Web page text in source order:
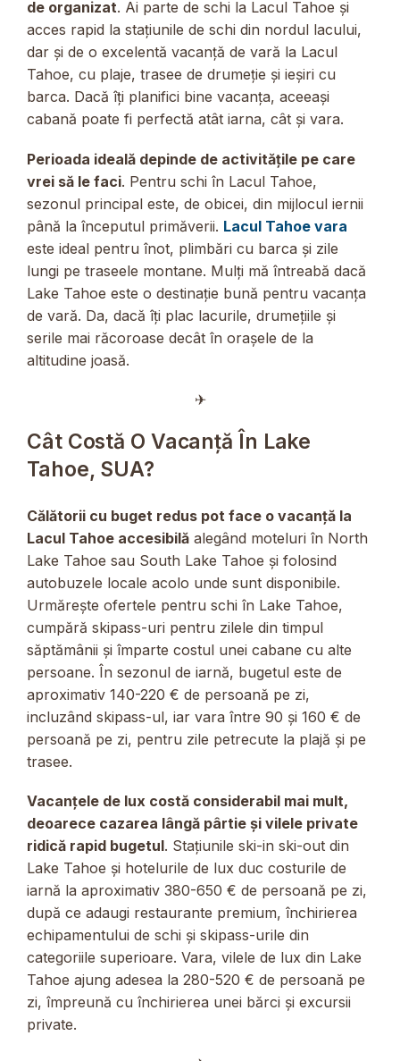
de organizat. Ai parte de schi la Lacul Tahoe și
acces rapid la stațiunile de schi din nordul lacului,
dar și de o excelentă vacanță de vară la Lacul
Tahoe, cu plaje, trasee de drumeție și ieșiri cu
barca. Dacă îți planifici bine vacanța, aceeași
cabană poate fi perfectă atât iarna, cât și vara.
Perioada ideală depinde de activitățile pe care
vrei să le faci. Pentru schi în Lacul Tahoe,
sezonul principal este, de obicei, din mijlocul iernii
până la începutul primăverii. Lacul Tahoe vara
este ideal pentru înot, plimbări cu barca și zile
lungi pe traseele montane. Mulți mă întreabă dacă
Lake Tahoe este o destinație bună pentru vacanța
de vară. Da, dacă îți plac lacurile, drumețiile și
serile mai răcoroase decât în orașele de la
altitudine joasă.
✈︎
Cât Costă O Vacanță În Lake
Tahoe, SUA?
Călătorii cu buget redus pot face o vacanță la
Lacul Tahoe accesibilă alegând moteluri în North
Lake Tahoe sau South Lake Tahoe și folosind
autobuzele locale acolo unde sunt disponibile.
Urmărește ofertele pentru schi în Lake Tahoe,
cumpără skipass-uri pentru zilele din timpul
săptămânii și împarte costul unei cabane cu alte
persoane. În sezonul de iarnă, bugetul este de
aproximativ 140-220 € de persoană pe zi,
incluzând skipass-ul, iar vara între 90 și 160 € de
persoană pe zi, pentru zile petrecute la plajă și pe
trasee.
Vacanțele de lux costă considerabil mai mult,
deoarece cazarea lângă pârtie și vilele private
ridică rapid bugetul. Stațiunile ski-in ski-out din
Lake Tahoe și hotelurile de lux duc costurile de
iarnă la aproximativ 380-650 € de persoană pe zi,
după ce adaugi restaurante premium, închirierea
echipamentului de schi și skipass-urile din
categoriile superioare. Vara, vilele de lux din Lake
Tahoe ajung adesea la 280-520 € de persoană pe
zi, împreună cu închirierea unei bărci și excursii
private.